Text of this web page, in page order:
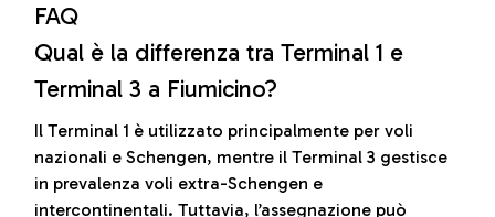
FAQ
Qual è la differenza tra Terminal 1 e
Terminal 3 a Fiumicino?
Il Terminal 1 è utilizzato principalmente per voli
nazionali e Schengen, mentre il Terminal 3 gestisce
in prevalenza voli extra-Schengen e
intercontinentali. Tuttavia, l’assegnazione può